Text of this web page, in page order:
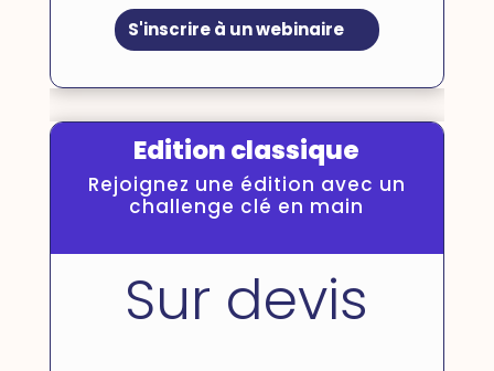
S'inscrire à un webinaire
Edition classique
Rejoignez une édition avec un
challenge clé en main
Sur devis